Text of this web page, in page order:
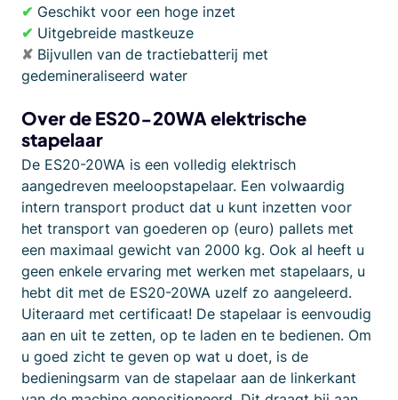
✔ Geschikt voor een hoge inzet
✔ Uitgebreide mastkeuze
✘ Bijvullen van de tractiebatterij met
gedemineraliseerd water
Over de ES20-20WA elektrische
stapelaar
De ES20-20WA is een volledig elektrisch
aangedreven meeloopstapelaar. Een volwaardig
intern transport product dat u kunt inzetten voor
het transport van goederen op (euro) pallets met
een maximaal gewicht van 2000 kg. Ook al heeft u
geen enkele ervaring met werken met stapelaars, u
hebt dit met de ES20-20WA uzelf zo aangeleerd.
Uiteraard met certificaat! De stapelaar is eenvoudig
aan en uit te zetten, op te laden en te bedienen. Om
u goed zicht te geven op wat u doet, is de
bedieningsarm van de stapelaar aan de linkerkant